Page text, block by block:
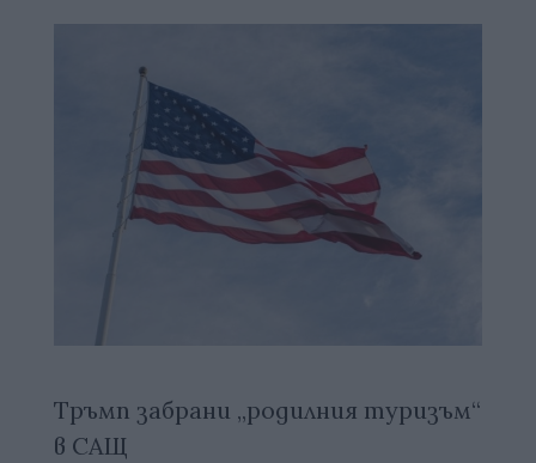
Тръмп забрани „родилния туризъм“
в САЩ